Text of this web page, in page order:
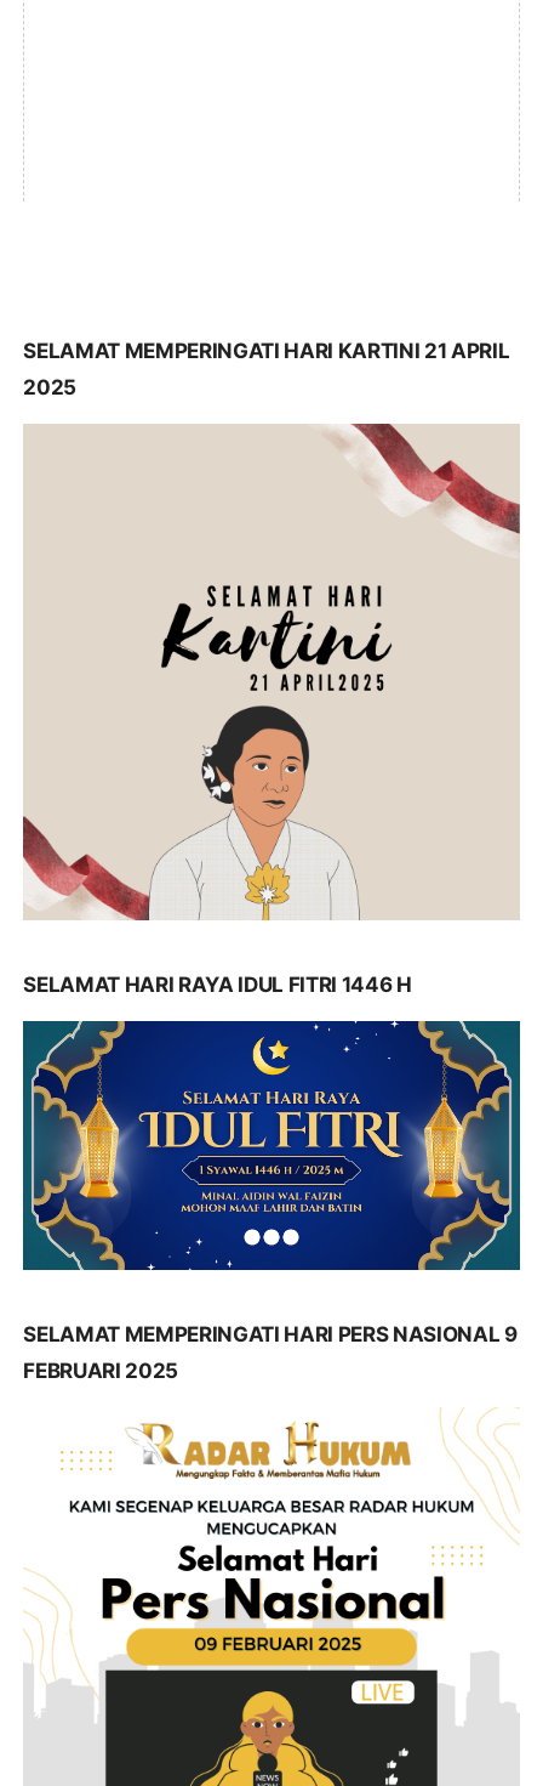
SELAMAT MEMPERINGATI HARI KARTINI 21 APRIL
2025
SELAMAT HARI RAYA IDUL FITRI 1446 H
SELAMAT MEMPERINGATI HARI PERS NASIONAL 9
FEBRUARI 2025